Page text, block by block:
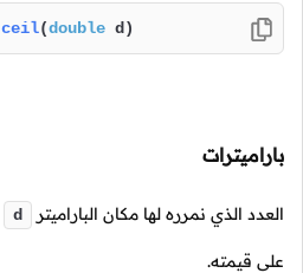
ceil(double d)
باراميترات
العدد الذي نمرره لها مكان الباراميتر d
على قيمته.